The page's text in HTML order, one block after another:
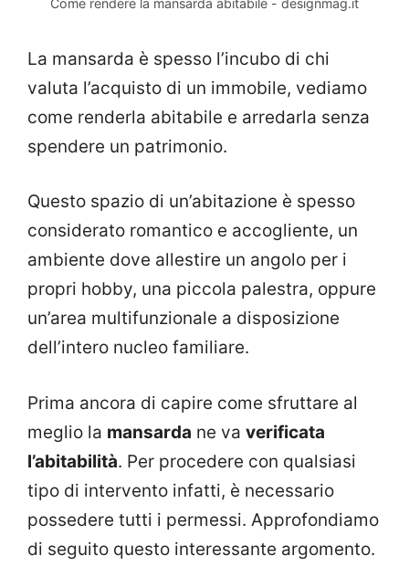
La mansarda è spesso l’incubo di chi
valuta l’acquisto di un immobile, vediamo
come renderla abitabile e arredarla senza
spendere un patrimonio.
Questo spazio di un’abitazione è spesso
considerato romantico e accogliente, un
ambiente dove allestire un angolo per i
propri hobby, una piccola palestra, oppure
un’area multifunzionale a disposizione
dell’intero nucleo familiare.
Prima ancora di capire come sfruttare al
meglio la mansarda ne va verificata
l’abitabilità. Per procedere con qualsiasi
tipo di intervento infatti, è necessario
possedere tutti i permessi. Approfondiamo
di seguito questo interessante argomento.